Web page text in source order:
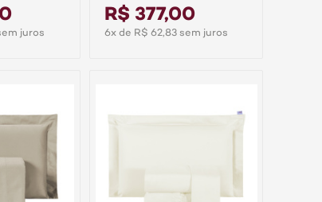
juros
R$ 377,00
6x de R$ 62,83 sem juros